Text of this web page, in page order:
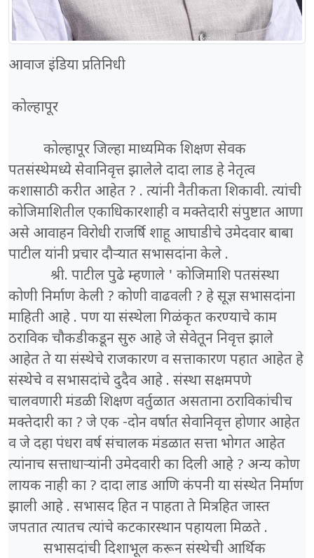
आवाज इंडिया प्रतिनिधी
कोल्हापूर
कोल्हापूर जिल्हा माध्यमिक शिक्षण सेवक
पतसंस्थेमध्ये सेवानिवृत्त झालेले दादा लाड हे नेतृत्व
कशासाठी करीत आहेत ? . त्यांनी नैतीकता शिकावी. त्यांची
कोजिमाशितील एकाधिकारशाही व मक्तेदारी संपुष्टात आणा
असे आवाहन विरोधी राजर्षि शाहू आघाडीचे उमेदवार बाबा
पाटील यांनी प्रचार दौऱ्यात सभासदांना केले .
श्री. पाटील पुढे म्हणाले ' कोजिमाशि पतसंस्था
कोणी निर्माण केली ? कोणी वाढवली ? हे सूज्ञ सभासदांना
माहिती आहे . पण या संस्थेला गिळंकृत करण्याचे काम
ठराविक चौकडीकडून सुरु आहे जे सेवेतून निवृत्त झाले
आहेत ते या संस्थेचे राजकारण व सत्ताकारण पहात आहेत हे
संस्थेचे व सभासदांचे दुदैव आहे . संस्था सक्षमपणे
चालवणारी मंडळी शिक्षण वर्तुळात असताना ठराविकांचीच
मक्तेदारी का ? जे एक -दोन वर्षात सेवानिवृत्त होणार आहेत
व जे दहा पंधरा वर्ष संचालक मंडळात सत्ता भोगत आहेत
त्यांनाच सत्ताधाऱ्यांनी उमेदवारी का दिली आहे ? अन्य कोण
लायक नाही का ? दादा लाड आणि कंपनी या संस्थेत निर्माण
झाली आहे . सभासद हित न पाहता ते मित्रहित जास्त
जपतात त्यातच त्यांचे कटकारस्थान पहायला मिळते .
सभासदांची दिशाभूल करून संस्थेची आर्थिक